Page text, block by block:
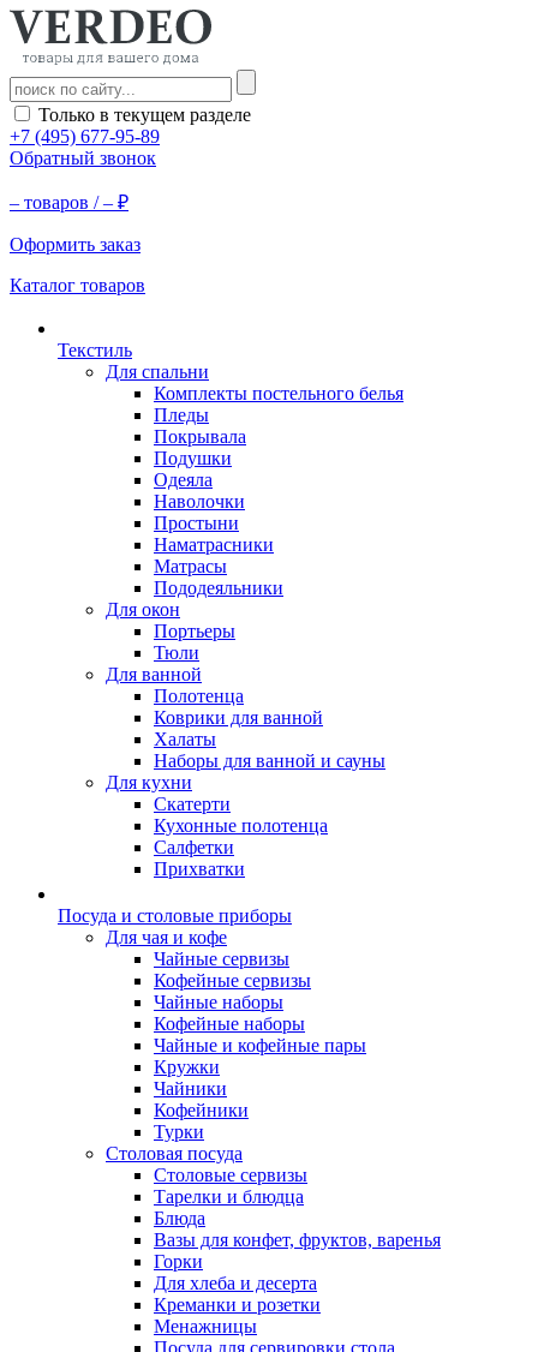
Только в текущем разделе
+7 (495) 677-95-89
Обратный звонок
– товаров /– ₽
Оформить заказ
Каталог товаров
Текстиль
Для спальни
Комплекты постельного белья
Пледы
Покрывала
Подушки
Одеяла
Наволочки
Простыни
Наматрасники
Матрасы
Пододеяльники
Для окон
Портьеры
Тюли
Для ванной
Полотенца
Коврики для ванной
Халаты
Наборы для ванной и сауны
Для кухни
Скатерти
Кухонные полотенца
Салфетки
Прихватки
Посуда и столовые приборы
Для чая и кофе
Чайные сервизы
Кофейные сервизы
Чайные наборы
Кофейные наборы
Чайные и кофейные пары
Кружки
Чайники
Кофейники
Турки
Столовая посуда
Столовые сервизы
Тарелки и блюдца
Блюда
Вазы для конфет, фруктов, варенья
Горки
Для хлеба и десерта
Креманки и розетки
Менажницы
Посуда для сервировки стола